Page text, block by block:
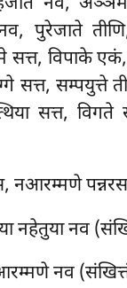
पुरेजाते
विपाके एकं,
सत्त, सम्पयुत्ते
सत्त,
नआरम्मणे
नहेतुया नव
नव